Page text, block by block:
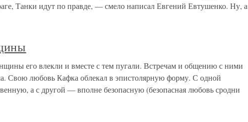
Танки идут по правде, — смело написал Евгений Евтушенко. Ну, а
его влекли и вместе с тем пугали. Встречам и общению с ними
Свою любовь Кафка облекал в эпистолярную форму. С одной
а с другой — вполне безопасную (безопасная любовь сродни